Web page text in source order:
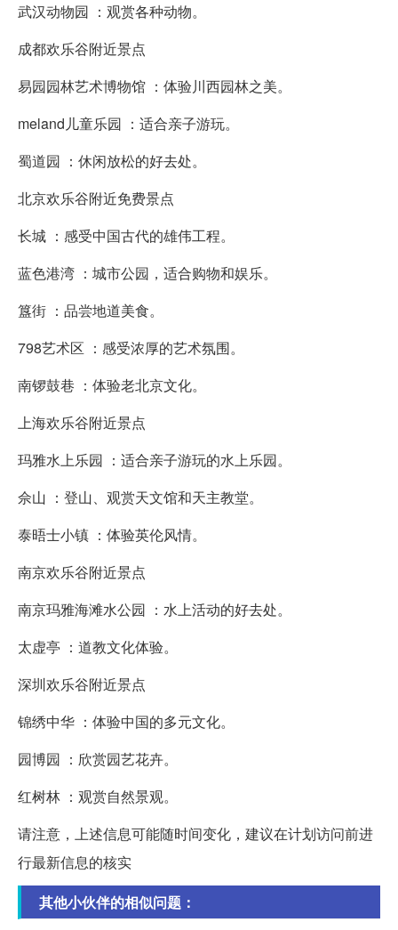
武汉动物园 ：观赏各种动物。
成都欢乐谷附近景点
易园园林艺术博物馆 ：体验川西园林之美。
meland儿童乐园 ：适合亲子游玩。
蜀道园 ：休闲放松的好去处。
北京欢乐谷附近免费景点
长城 ：感受中国古代的雄伟工程。
蓝色港湾 ：城市公园，适合购物和娱乐。
簋街 ：品尝地道美食。
798艺术区 ：感受浓厚的艺术氛围。
南锣鼓巷 ：体验老北京文化。
上海欢乐谷附近景点
玛雅水上乐园 ：适合亲子游玩的水上乐园。
佘山 ：登山、观赏天文馆和天主教堂。
泰晤士小镇 ：体验英伦风情。
南京欢乐谷附近景点
南京玛雅海滩水公园 ：水上活动的好去处。
太虚亭 ：道教文化体验。
深圳欢乐谷附近景点
锦绣中华 ：体验中国的多元文化。
园博园 ：欣赏园艺花卉。
红树林 ：观赏自然景观。
请注意，上述信息可能随时间变化，建议在计划访问前进
行最新信息的核实
其他小伙伴的相似问题：